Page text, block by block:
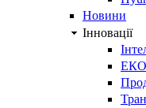
Новини
Інновації
ЕКО